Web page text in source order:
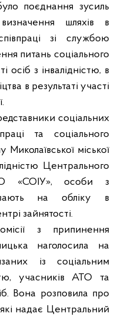
поєднання зусиль
шляхів в
зі службою
питань соціального
осіб з інвалідністю, в
в результаті участі
соціальних
та соціального
міської
Центрального
«СОІУ», особи з
на обліку в
зайнятості.
з припинення
наголосила на
із соціальним
учасників АТО та
Вона розповила про
надає Центральний